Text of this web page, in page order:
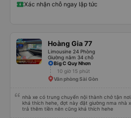
Xác nhận chỗ ngay lập tức
Hoàng Gia 77
Limousine 24 Phòng
Giường nằm 34 chỗ
Big C Quy Nhơn
10 giờ 15 phút
Văn phòng Sài Gòn
nhà xe có trung chuyển nội thành chở tận
khá thích hehe, đợt này đặt giường nma nhà
trả thêm tiền nên cũng khá thích hehe